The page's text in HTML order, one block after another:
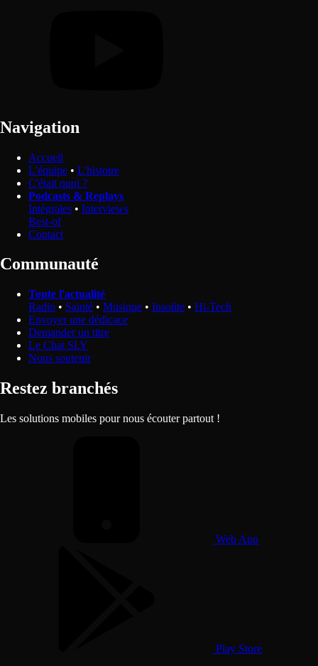
Navigation
Accueil
L'équipe • L'histoire
C'était quoi ?
Podcasts & Replays
Intégrales • Interviews
Best-of
Contact
Communauté
Toute l'actualité
Radio • Sainté • Musique • Insolite • Hi-Tech
Envoyer une dédicace
Demander un titre
Le Chat SLY
Nous soutenir
Restez branchés
Les solutions mobiles pour nous écouter partout !
Web App
Play Store